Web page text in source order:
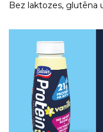
Bez laktozes, glutēna